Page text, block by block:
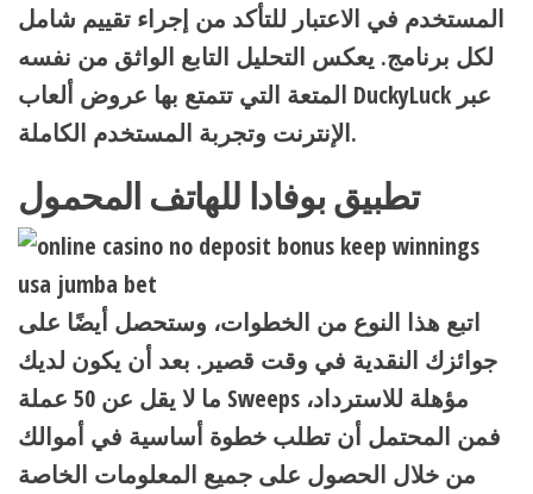
المستخدم في الاعتبار للتأكد من إجراء تقييم شامل
لكل برنامج. يعكس التحليل التابع الواثق من نفسه
المتعة التي تتمتع بها عروض ألعاب DuckyLuck عبر
الإنترنت وتجربة المستخدم الكاملة.
تطبيق بوفادا للهاتف المحمول
اتبع هذا النوع من الخطوات، وستحصل أيضًا على
جوائزك النقدية في وقت قصير. بعد أن يكون لديك
ما لا يقل عن 50 عملة Sweeps مؤهلة للاسترداد،
فمن المحتمل أن تطلب خطوة أساسية في أموالك
من خلال الحصول على جميع المعلومات الخاصة